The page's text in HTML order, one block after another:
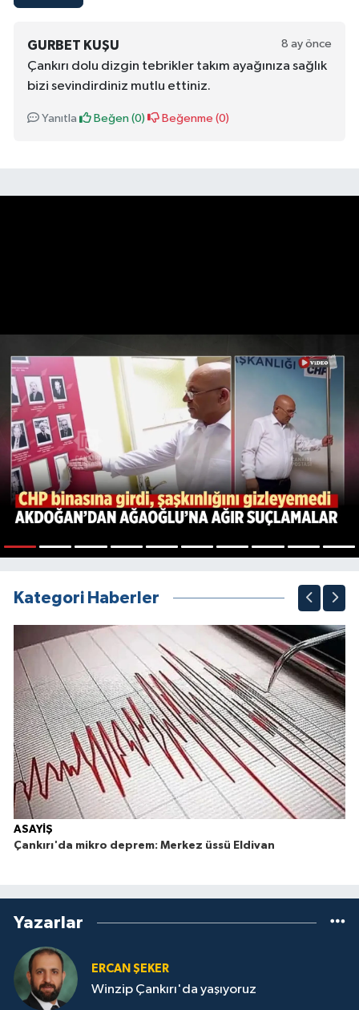
GURBET KUŞU 8 ay önce
Çankırı dolu dizgin tebrikler takım ayağınıza sağlık
bizi sevindirdiniz mutlu ettiniz.
Yanıtla Beğen (0) Beğenme (0)
Kategori Haberler
ASAYİŞ
Çankırı'da mikro deprem: Merkez üssü Eldivan
Yazarlar
ERCAN ŞEKER
Winzip Çankırı'da yaşıyoruz